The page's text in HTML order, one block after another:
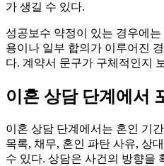
가 생길 수 있다.
성공보수 약정이 있는 경우에
용이나 일부 합의가 이루어진
다. 계약서 문구가 구체적인지
이혼 상담 단계에서
이혼 상담 단계에서는 혼인 기
목록, 채무, 혼인 파탄 사유, 상
수 있다. 상담은 사건의 방향을